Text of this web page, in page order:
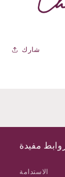
شارك
مفيدة
الاستدامة